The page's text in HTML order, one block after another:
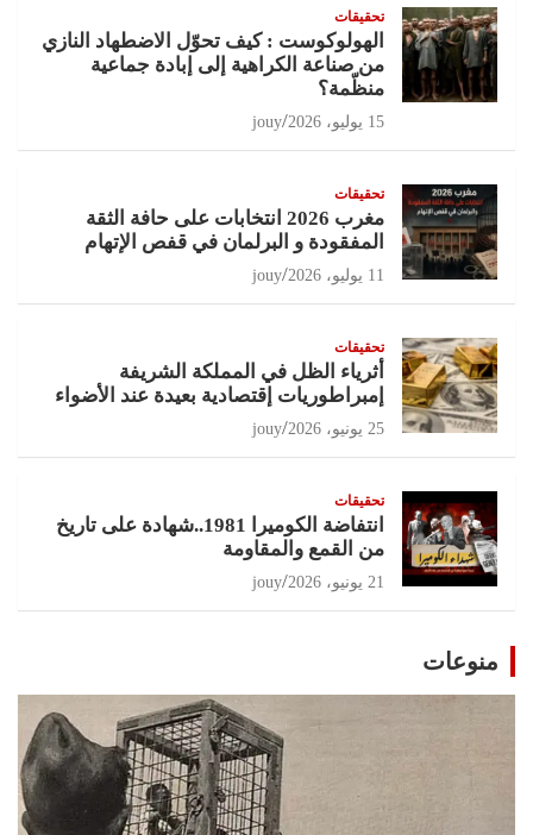
تحقيقات
الهولوكوست : كيف تحوّل الاضطهاد النازي
من صناعة الكراهية إلى إبادة جماعية
منظّمة؟
15 يوليو، 2026 jouy
تحقيقات
مغرب 2026 انتخابات على حافة الثقة
المفقودة و البرلمان في قفص الإتهام
11 يوليو، 2026 jouy
تحقيقات
أثرياء الظل في المملكة الشريفة
إمبراطوريات إقتصادية بعيدة عند الأضواء
25 يونيو، 2026 jouy
تحقيقات
انتفاضة الكوميرا 1981..شهادة على تاريخ
من القمع والمقاومة
21 يونيو، 2026 jouy
منوعات